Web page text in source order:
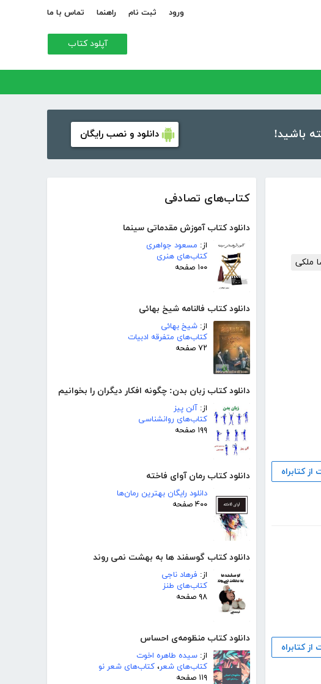
ورود ثبت نام راهنما تماس با ما
آپلود کتاب
دانلود و نصب رایگان
کتاب‌های تصادفی
دانلود کتاب آموزش مقدماتی سینما
از: مسعود جواهری
کتاب‌های هنری
۱۰۰ صفحه
دانلود کتاب فالنامه شیخ بهائی
از: شیخ بهائی
کتاب‌های متفرقه ادبیات
۷۲ صفحه
دانلود کتاب زبان بدن: چگونه افکار دیگران را بخوانیم
از: آلن پیز
کتاب‌های روانشناسی
۱۹۹ صفحه
دانلود کتاب رمان آوای فاخته
دانلود رایگان بهترین رمان‌ها
۴۰۰ صفحه
دانلود کتاب گوسفند ها به بهشت نمی روند
از: فرهاد ناجی
کتاب‌های طنز
۹۸ صفحه
دانلود کتاب منظومه‌ی احساس
از: سیده طاهره اخوت
کتاب‌های شعر، کتاب‌های شعر نو
۱۱۹ صفحه
از کتابراه
از کتابراه